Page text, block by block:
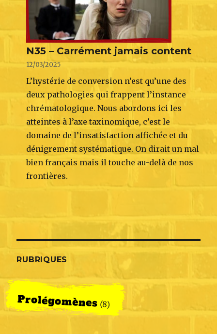
N35 – Carrément jamais content
12/03/2025
L’hystérie de conversion n’est qu’une des
deux pathologies qui frappent l’instance
chrématologique. Nous abordons ici les
atteintes à l’axe taxinomique, c’est le
domaine de l’insatisfaction affichée et du
dénigrement systématique. On dirait un mal
bien français mais il touche au-delà de nos
frontières.
RUBRIQUES
Prolégomènes (8)